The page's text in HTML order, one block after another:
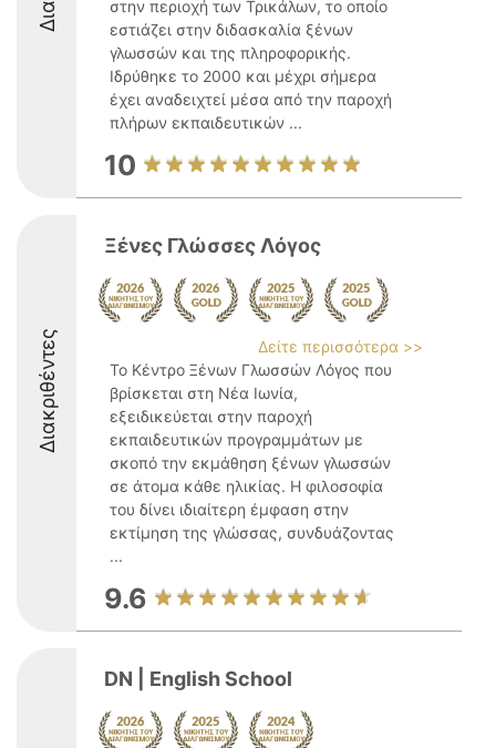
στην περιοχή των Τρικάλων, το οποίο
εστιάζει στην διδασκαλία ξένων
γλωσσών και της πληροφορικής.
Ιδρύθηκε το 2000 και μέχρι σήμερα
έχει αναδειχτεί μέσα από την παροχή
πλήρων εκπαιδευτικών ...
10
Διακριθέντες
Ξένες Γλώσσες Λόγος
Δείτε περισσότερα >>
Το Κέντρο Ξένων Γλωσσών Λόγος που
βρίσκεται στη Νέα Ιωνία,
εξειδικεύεται στην παροχή
εκπαιδευτικών προγραμμάτων με
σκοπό την εκμάθηση ξένων γλωσσών
σε άτομα κάθε ηλικίας. Η φιλοσοφία
του δίνει ιδιαίτερη έμφαση στην
εκτίμηση της γλώσσας, συνδυάζοντας
...
9.6
DN | English School